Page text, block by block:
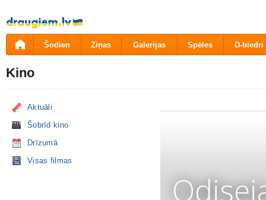
Pāriet
uz
saturu
Šodien Ziņas Galerijas Spēles D-biedri
Kino
Aktuāli
Šobrīd kino
Drīzumā
Visas filmas